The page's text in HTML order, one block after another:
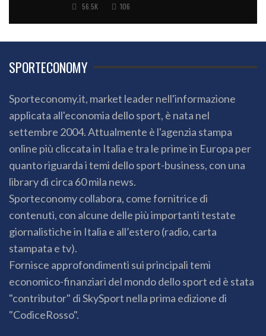
56.5K 106
SPORTECONOMY
Sporteconomy.it, market leader nell'informazione
applicata all'economia dello sport, è nata nel
settembre 2004. Attualmente è l'agenzia stampa
online più cliccata in Italia e tra le prime in Europa per
quanto riguarda i temi dello sport-business, con una
library di circa 60 mila news.
Sporteconomy collabora, come fornitrice di
contenuti, con alcune delle più importanti testate
giornalistiche in Italia e all’estero (radio, carta
stampata e tv).
Fornisce approfondimenti sui principali temi
economico-finanziari del mondo dello sport ed è stata
"contributor" di SkySport nella prima edizione di
"CodiceRosso".